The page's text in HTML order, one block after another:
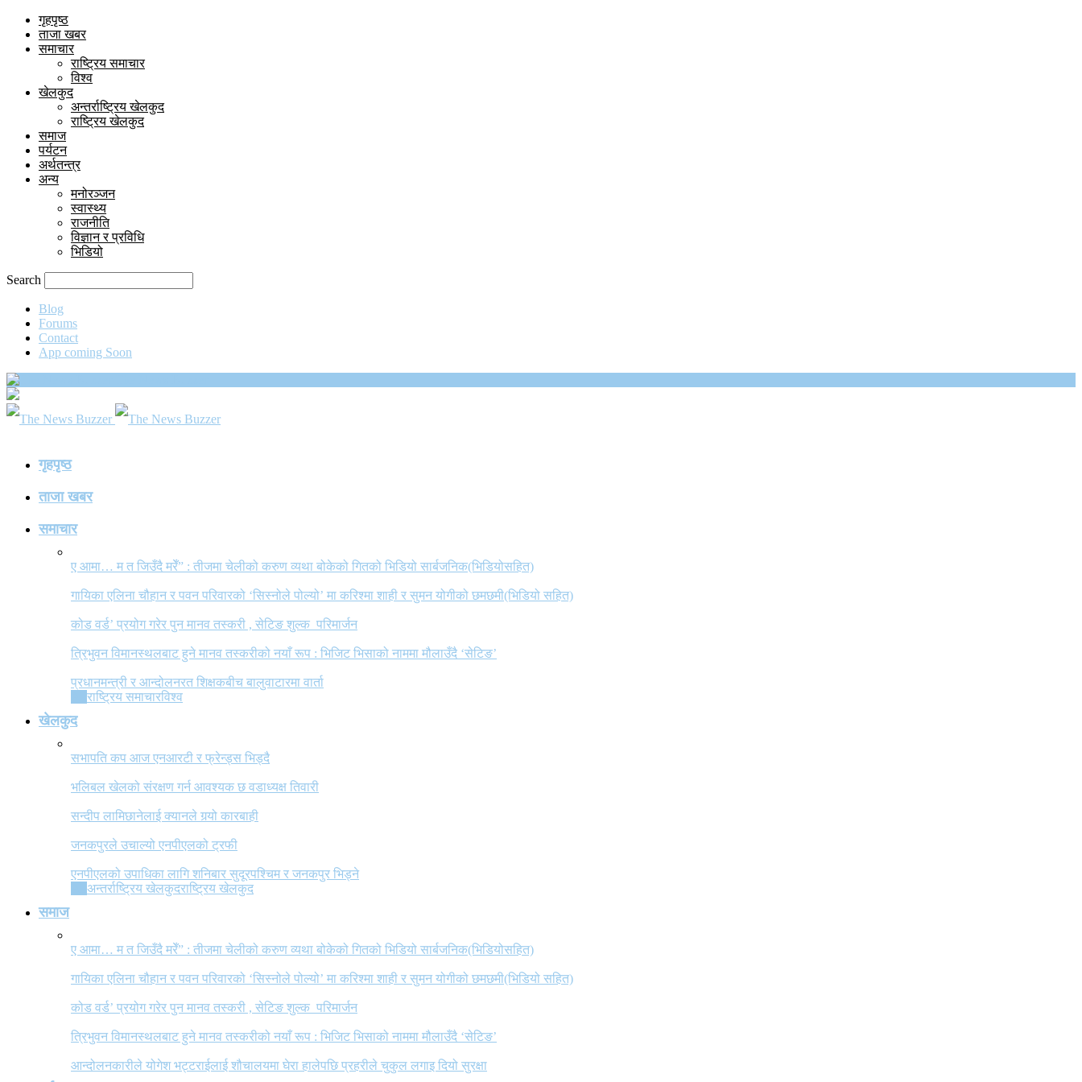
गृहपृष्ठ
ताजा खबर
समाचार
राष्ट्रिय समाचार
विश्व
खेलकुद
अन्तर्राष्ट्रिय खेलकुद
राष्ट्रिय खेलकुद
समाज
पर्यटन
अर्थतन्त्र
अन्य
मनोरञ्जन
स्वास्थ्य
राजनीति
विज्ञान र प्रविधि
भिडियो
Search
Blog
Forums
Contact
App coming Soon
गृहपृष्ठ
ताजा खबर
समाचार
ए आमा… म त जिउँदै मरेँ” : तीजमा चेलीको करुण व्यथा बोकेको गितको भिडियो सार्बजनिक(भिडियोसहित)
गायिका एलिना चौहान र पवन परिवारको ‘सिस्नोले पोल्यो’ मा करिश्मा शाही र सुमन योगीको छमछमी(भिडियो सहित)
कोड वर्ड’ प्रयोग गरेर पुन मानव तस्करी , सेटिङ शुल्क परिमार्जन
त्रिभुवन विमानस्थलबाट हुने मानव तस्करीको नयाँ रूप : भिजिट भिसाको नाममा मौलाउँदै ‘सेटिङ’
प्रधानमन्त्री र आन्दोलनरत शिक्षकबीच बालुवाटारमा वार्ता
राष्ट्रिय समाचारविश्व
खेलकुद
सभापति कप आज एनआरटी र फ्रेन्ड्स भिड्दै
भलिबल खेलको संरक्षण गर्न आवश्यक छ वडाध्यक्ष तिवारी
सन्दीप लामिछानेलाई क्यानले गर्‍यो कारबाही
जनकपुरले उचाल्यो एनपीएलको ट्रफी
एनपीएलको उपाधिका लागि शनिबार सुदूरपश्चिम र जनकपुर भिड्ने
अन्तर्राष्ट्रिय खेलकुदराष्ट्रिय खेलकुद
समाज
ए आमा… म त जिउँदै मरेँ” : तीजमा चेलीको करुण व्यथा बोकेको गितको भिडियो सार्बजनिक(भिडियोसहित)
गायिका एलिना चौहान र पवन परिवारको ‘सिस्नोले पोल्यो’ मा करिश्मा शाही र सुमन योगीको छमछमी(भिडियो सहित)
कोड वर्ड’ प्रयोग गरेर पुन मानव तस्करी , सेटिङ शुल्क परिमार्जन
त्रिभुवन विमानस्थलबाट हुने मानव तस्करीको नयाँ रूप : भिजिट भिसाको नाममा मौलाउँदै ‘सेटिङ’
आन्दोलनकारीले योगेश भट्टराईलाई शौचालयमा घेरा हालेपछि प्रहरीले चुकुल लगाइ दियो सुरक्षा